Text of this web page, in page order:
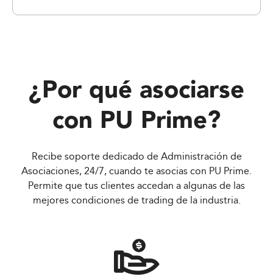
¿Por qué asociarse
con PU Prime?
Recibe soporte dedicado de Administración de
Asociaciones, 24/7, cuando te asocias con PU Prime.
Permite que tus clientes accedan a algunas de las
mejores condiciones de trading de la industria.